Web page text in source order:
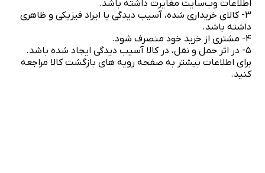
اطلاعات وب‌سایت مغایرت داشته باشد.
۳- کالای خریداری شده، آسیب دیدگی یا ایراد فیزیکی و ظاهری
داشته باشد.
۴- مشتری از خرید خود منصرف شود.
۵- در اثر حمل و نقل، در کالا آسیب دیدگی ایجاد شده باشد.
برای اطلاعات بیشتر به صفحه رویه های بازگشت کالا مراجعه
کنید.